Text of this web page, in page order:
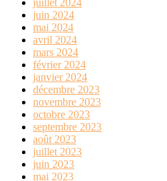
juin 2024
mai 2024
avril 2024
mars 2024
février 2024
janvier 2024
décembre 2023
novembre 2023
octobre 2023
septembre 2023
août 2023
juillet 2023
juin 2023
mai 2023